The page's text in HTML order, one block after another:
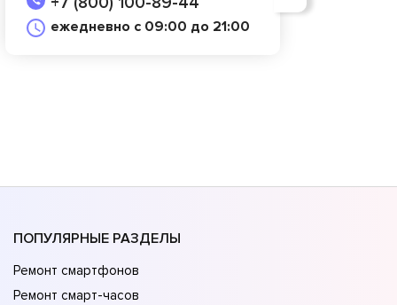
ежедневно с 09:00 до 21:00
ПОПУЛЯРНЫЕ РАЗДЕЛЫ
Ремонт смартфонов
Ремонт смарт-часов